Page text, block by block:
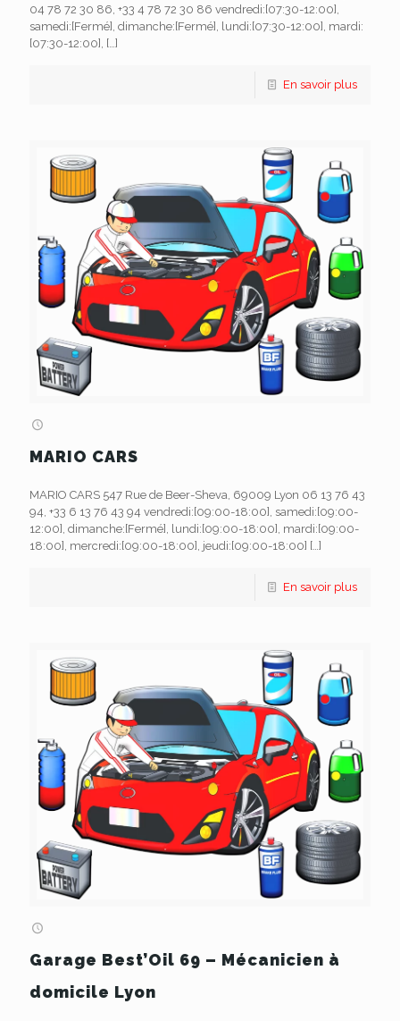
04 78 72 30 86, +33 4 78 72 30 86 vendredi:[07:30-12:00],
samedi:[Fermé], dimanche:[Fermé], lundi:[07:30-12:00], mardi:
[07:30-12:00], […]
En savoir plus
MARIO CARS
MARIO CARS 547 Rue de Beer-Sheva, 69009 Lyon 06 13 76 43
94, +33 6 13 76 43 94 vendredi:[09:00-18:00], samedi:[09:00-
12:00], dimanche:[Fermé], lundi:[09:00-18:00], mardi:[09:00-
18:00], mercredi:[09:00-18:00], jeudi:[09:00-18:00] […]
En savoir plus
Garage Best’Oil 69 – Mécanicien à
domicile Lyon